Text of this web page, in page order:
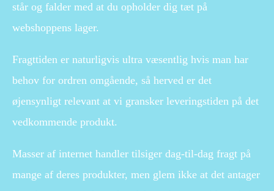
står og falder med at du opholder dig tæt på
webshoppens lager.
Fragttiden er naturligvis ultra væsentlig hvis man har
behov for ordren omgående, så herved er det
øjensynligt relevant at vi gransker leveringstiden på det
vedkommende produkt.
Masser af internet handler tilsiger dag-til-dag fragt på
mange af deres produkter, men glem ikke at det antager